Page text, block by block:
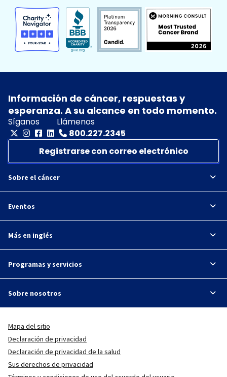
Información de cáncer, respuestas y
esperanza. A su alcance en todo momento.
Síganos
Llámenos
800.227.2345
Registrarse con correo electrónico
Sobre el cáncer
Eventos
Más en inglés
Programas y servicios
Sobre nosotros
Mapa del sitio
Declaración de privacidad
Declaración de privacidad de la salud
Sus derechos de privacidad